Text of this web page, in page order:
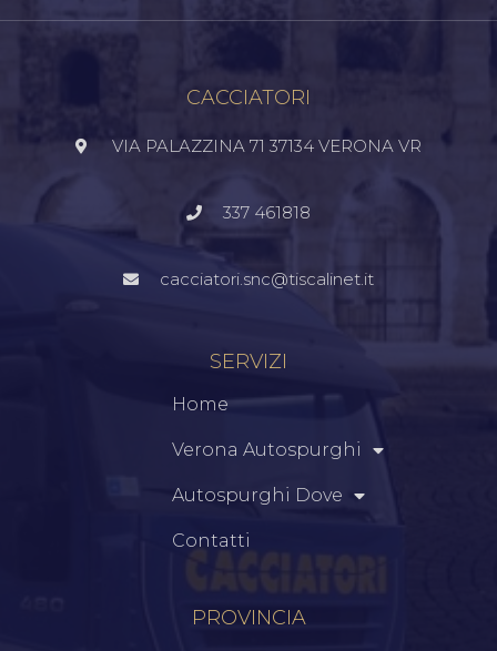
CACCIATORI
VIA PALAZZINA 71 37134 VERONA VR
337 461818
cacciatori.snc@tiscalinet.it
SERVIZI
Home
Verona Autospurghi
Autospurghi Dove
Contatti
PROVINCIA